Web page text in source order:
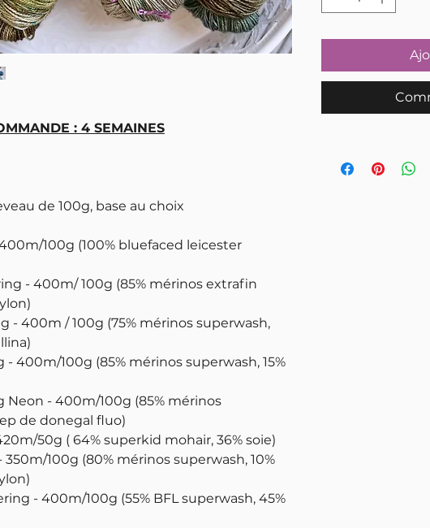
: 4 SEMAINES
de 100g, base au choix
100g (100% bluefaced leicester
- 400m/ 100g (85% mérinos extrafin
- 400m / 100g (75% mérinos superwash,
- 400m/100g (85% mérinos superwash, 15%
Neon - 400m/100g (85% mérinos
de donegal fluo)
50g ( 64% superkid mohair, 36% soie)
100g (80% mérinos superwash, 10%
- 400m/100g (55% BFL superwash, 45%